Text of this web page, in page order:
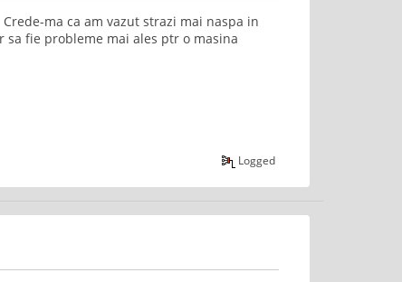
ma ca am vazut strazi mai naspa in
fie probleme mai ales ptr o masina
Logged